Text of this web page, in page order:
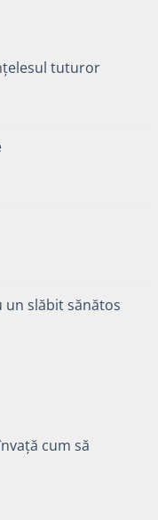
tuturor
un slăbit sănătos
cum să